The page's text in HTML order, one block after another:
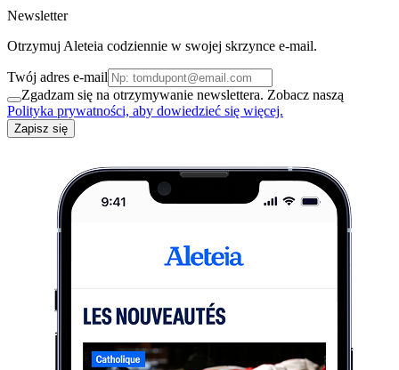
Newsletter
Otrzymuj Aleteia codziennie w swojej skrzynce e-mail.
Twój adres e-mail
Zgadzam się na otrzymywanie newslettera. Zobacz naszą
Polityka prywatności, aby dowiedzieć się więcej.
Zapisz się